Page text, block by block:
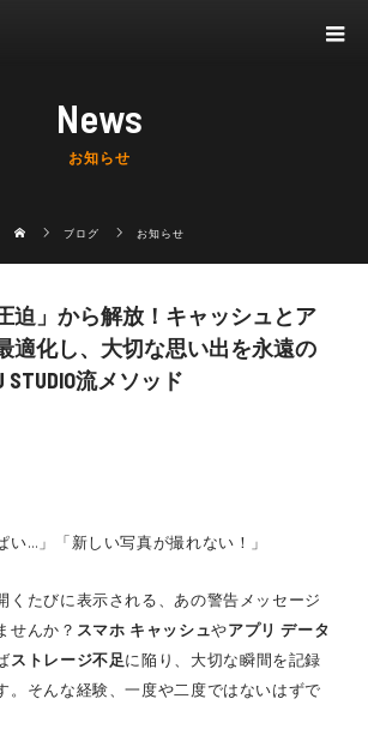
News
お知らせ
ブログ お知らせ
迫」から解放！キャッシュとア
適化し、大切な思い出を永遠の
流メソッド
い…」「新しい写真が撮れない！」
くたびに表示される、あの警告メッセージ
せんか？ スマホ キャッシュやアプリ データ
ストレージ不足に陥り、大切な瞬間を記録
。そんな経験、一度や二度ではないはずで